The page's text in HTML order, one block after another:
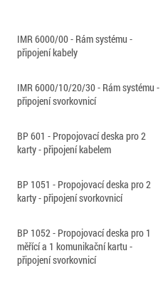
IMR 6000/00 - Rám systému -
připojení kabely
IMR 6000/10/20/30 - Rám systému -
připojení svorkovnicí
BP 601 - Propojovací deska pro 2
karty - připojení kabelem
BP 1051 - Propojovací deska pro 2
karty - připojení svorkovnicí
BP 1052 - Propojovací deska pro 1
měřící a 1 komunikační kartu -
připojení svorkovnicí